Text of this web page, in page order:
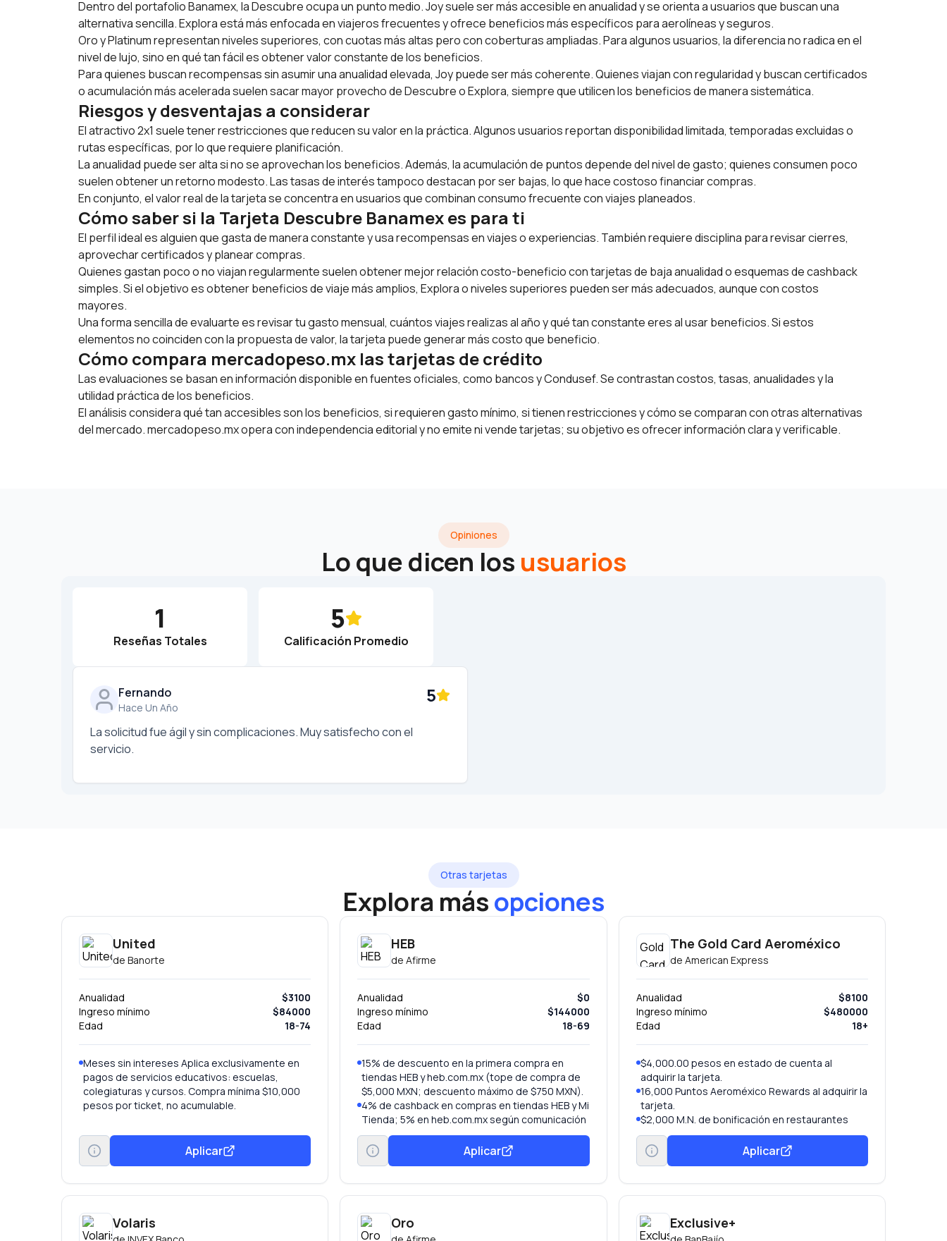
Dentro del portafolio Banamex, la Descubre ocupa un punto medio. Joy suele ser más accesible en anualidad y se orienta a usuarios que buscan una
alternativa sencilla. Explora está más enfocada en viajeros frecuentes y ofrece beneficios más específicos para aerolíneas y seguros.
Oro y Platinum representan niveles superiores, con cuotas más altas pero con coberturas ampliadas. Para algunos usuarios, la diferencia no radica en el
nivel de lujo, sino en qué tan fácil es obtener valor constante de los beneficios.
Para quienes buscan recompensas sin asumir una anualidad elevada, Joy puede ser más coherente. Quienes viajan con regularidad y buscan certificados
o acumulación más acelerada suelen sacar mayor provecho de Descubre o Explora, siempre que utilicen los beneficios de manera sistemática.
Riesgos y desventajas a considerar
El atractivo 2x1 suele tener restricciones que reducen su valor en la práctica. Algunos usuarios reportan disponibilidad limitada, temporadas excluidas o
rutas específicas, por lo que requiere planificación.
La anualidad puede ser alta si no se aprovechan los beneficios. Además, la acumulación de puntos depende del nivel de gasto; quienes consumen poco
suelen obtener un retorno modesto. Las tasas de interés tampoco destacan por ser bajas, lo que hace costoso financiar compras.
En conjunto, el valor real de la tarjeta se concentra en usuarios que combinan consumo frecuente con viajes planeados.
Cómo saber si la Tarjeta Descubre Banamex es para ti
El perfil ideal es alguien que gasta de manera constante y usa recompensas en viajes o experiencias. También requiere disciplina para revisar cierres,
aprovechar certificados y planear compras.
Quienes gastan poco o no viajan regularmente suelen obtener mejor relación costo-beneficio con tarjetas de baja anualidad o esquemas de cashback
simples. Si el objetivo es obtener beneficios de viaje más amplios, Explora o niveles superiores pueden ser más adecuados, aunque con costos
mayores.
Una forma sencilla de evaluarte es revisar tu gasto mensual, cuántos viajes realizas al año y qué tan constante eres al usar beneficios. Si estos
elementos no coinciden con la propuesta de valor, la tarjeta puede generar más costo que beneficio.
Cómo compara mercadopeso.mx las tarjetas de crédito
Las evaluaciones se basan en información disponible en fuentes oficiales, como bancos y Condusef. Se contrastan costos, tasas, anualidades y la
utilidad práctica de los beneficios.
El análisis considera qué tan accesibles son los beneficios, si requieren gasto mínimo, si tienen restricciones y cómo se comparan con otras alternativas
del mercado. mercadopeso.mx opera con independencia editorial y no emite ni vende tarjetas; su objetivo es ofrecer información clara y verificable.
Opiniones
Lo que dicen los usuarios
1
Reseñas Totales
5
Calificación Promedio
Fernando
Hace Un Año
5
La solicitud fue ágil y sin complicaciones. Muy satisfecho con el
servicio.
Otras tarjetas
Explora másopciones
United
de Banorte
Anualidad
$3100
Ingreso mínimo
$84000
Edad
18-74
Meses sin intereses Aplica exclusivamente en
pagos de servicios educativos: escuelas,
colegiaturas y cursos. Compra mínima $10,000
pesos por ticket, no acumulable.
Aplicar
HEB
de Afirme
Anualidad
$0
Ingreso mínimo
$144000
Edad
18-69
15% de descuento en la primera compra en
tiendas HEB y heb.com.mx (tope de compra de
$5,000 MXN; descuento máximo de $750 MXN).
4% de cashback en compras en tiendas HEB y Mi
Tienda; 5% en heb.com.mx según comunicación
comercial vigente.
Aplicar
The Gold Card Aeroméxico
de American Express
Anualidad
$8100
Ingreso mínimo
$480000
Edad
18+
$4,000.00 pesos en estado de cuenta al
adquirir la tarjeta.
16,000 Puntos Aeroméxico Rewards al adquirir la
tarjeta.
$2,000 M.N. de bonificación en restaurantes
Recibe en tu Estado de Cuenta una bonificación
de $1,000.00 M.N. hasta 2 veces al año en
restaurantes participantes.
1.84 Puntos Aeroméxico Rewards Al realizar
compras en moneda extranjera.
Aplicar
Volaris Oro Exclusive+